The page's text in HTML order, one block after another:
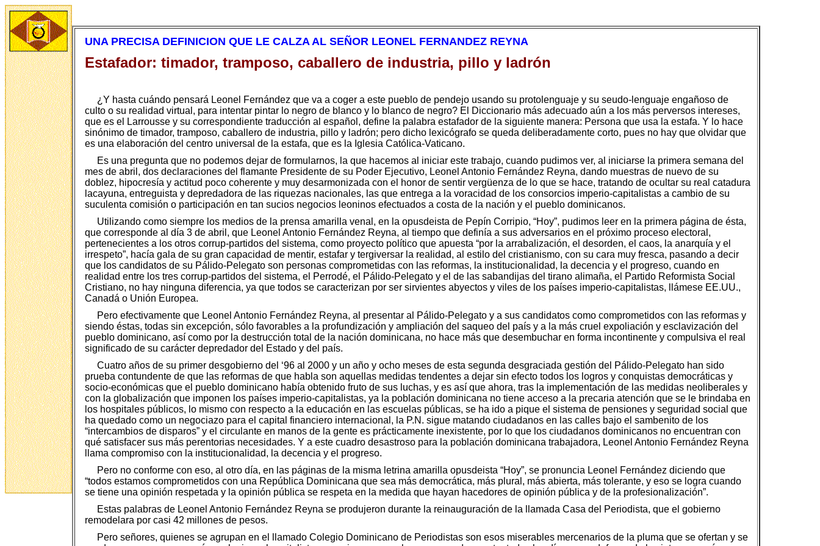
UNA PRECISA DEFINICION QUE LE CALZA AL SEÑOR LEONEL FERNANDEZ REYNA
Estafador: timador, tramposo, caballero de industria, pillo y ladrón
¿Y hasta cuándo pensará Leonel Fernández que va a coger a este pueblo de pendejo usando su protolenguaje y su seudo-lenguaje engañoso de
culto o su realidad virtual, para intentar pintar lo negro de blanco y lo blanco de negro? El Diccionario más adecuado aún a los más perversos intereses,
que es el Larrousse y su correspondiente traducción al español, define la palabra estafador de la siguiente manera: Persona que usa la estafa. Y lo hace
sinónimo de timador, tramposo, caballero de industria, pillo y ladrón; pero dicho lexicógrafo se queda deliberadamente corto, pues no hay que olvidar que
es una elaboración del centro universal de la estafa, que es la Iglesia Católica-Vaticano.
Es una pregunta que no podemos dejar de formularnos, la que hacemos al iniciar este trabajo, cuando pudimos ver, al iniciarse la primera semana del
mes de abril, dos declaraciones del flamante Presidente de su Poder Ejecutivo, Leonel Antonio Fernández Reyna, dando muestras de nuevo de su
doblez, hipocresía y actitud poco coherente y muy desarmonizada con el honor de sentir vergüenza de lo que se hace, tratando de ocultar su real catadura
lacayuna, entreguista y depredadora de las riquezas nacionales, las que entrega a la voracidad de los consorcios imperio-capitalistas a cambio de su
suculenta comisión o participación en tan sucios negocios leoninos efectuados a costa de la nación y el pueblo dominicanos.
Utilizando como siempre los medios de la prensa amarilla venal, en la opusdeista de Pepín Corripio, “Hoy”, pudimos leer en la primera página de ésta,
que corresponde al día 3 de abril, que Leonel Antonio Fernández Reyna, al tiempo que definía a sus adversarios en el próximo proceso electoral,
pertenecientes a los otros corrup-partidos del sistema, como proyecto político que apuesta “por la arrabalización, el desorden, el caos, la anarquía y el
irrespeto”, hacía gala de su gran capacidad de mentir, estafar y tergiversar la realidad, al estilo del cristianismo, con su cara muy fresca, pasando a decir
que los candidatos de su Pálido-Pelegato son personas comprometidas con las reformas, la institucionalidad, la decencia y el progreso, cuando en
realidad entre los tres corrup-partidos del sistema, el Perrodé, el Pálido-Pelegato y el de las sabandijas del tirano alimaña, el Partido Reformista Social
Cristiano, no hay ninguna diferencia, ya que todos se caracterizan por ser sirvientes abyectos y viles de los países imperio-capitalistas, llámese EE.UU.,
Canadá o Unión Europea.
Pero efectivamente que Leonel Antonio Fernández Reyna, al presentar al Pálido-Pelegato y a sus candidatos como comprometidos con las reformas y
siendo éstas, todas sin excepción, sólo favorables a la profundización y ampliación del saqueo del país y a la más cruel expoliación y esclavización del
pueblo dominicano, así como por la destrucción total de la nación dominicana, no hace más que desembuchar en forma incontinente y compulsiva el real
significado de su carácter depredador del Estado y del país.
Cuatro años de su primer desgobierno del ‘96 al 2000 y un año y ocho meses de esta segunda desgraciada gestión del Pálido-Pelegato han sido
prueba contundente de que las reformas de que habla son aquellas medidas tendentes a dejar sin efecto todos los logros y conquistas democráticas y
socio-económicas que el pueblo dominicano había obtenido fruto de sus luchas, y es así que ahora, tras la implementación de las medidas neoliberales y
con la globalización que imponen los países imperio-capitalistas, ya la población dominicana no tiene acceso a la precaria atención que se le brindaba en
los hospitales públicos, lo mismo con respecto a la educación en las escuelas públicas, se ha ido a pique el sistema de pensiones y seguridad social que
ha quedado como un negociazo para el capital financiero internacional, la P.N. sigue matando ciudadanos en las calles bajo el sambenito de los
“intercambios de disparos” y el circulante en manos de la gente es prácticamente inexistente, por lo que los ciudadanos dominicanos no encuentran con
qué satisfacer sus más perentorias necesidades. Y a este cuadro desastroso para la población dominicana trabajadora, Leonel Antonio Fernández Reyna
llama compromiso con la institucionalidad, la decencia y el progreso.
Pero no conforme con eso, al otro día, en las páginas de la misma letrina amarilla opusdeista “Hoy”, se pronuncia Leonel Fernández diciendo que
“todos estamos comprometidos con una República Dominicana que sea más democrática, más plural, más abierta, más tolerante, y eso se logra cuando
se tiene una opinión respetada y la opinión pública se respeta en la medida que hayan hacedores de opinión pública y de la profesionalización”.
Estas palabras de Leonel Antonio Fernández Reyna se produjeron durante la reinauguración de la llamada Casa del Periodista, que el gobierno
remodelara por casi 42 millones de pesos.
Pero señores, quienes se agrupan en el llamado Colegio Dominicano de Periodistas son esos miserables mercenarios de la pluma que se ofertan y se